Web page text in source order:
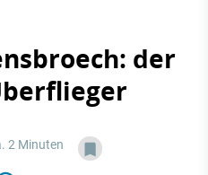
der
2 Minuten